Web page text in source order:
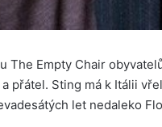
The Empty Chair
přátel. Sting má k Itálii
let nedaleko